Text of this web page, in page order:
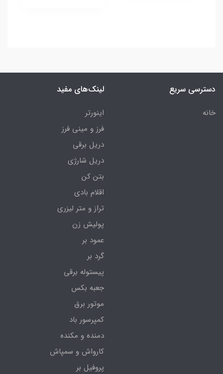
دسترسی سریع
خانه
لینک‌های مفید
اینورتر
فرز و مینی فرز
دریل برقی
دریل شارژی
بتن کن
اقلام بادی
تراز و متر لیزری
پولیش زن
عمود بر
گرد بر
پیستوله برقی
جعبه بکس
موتور برق
کمپرسور باد
دمنده و مکنده
کارواش و سمپاش
پروفیل بر